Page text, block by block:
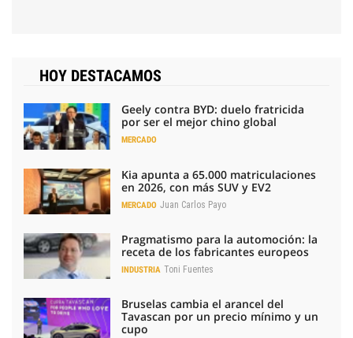
HOY DESTACAMOS
Geely contra BYD: duelo fratricida
por ser el mejor chino global
MERCADO
Kia apunta a 65.000 matriculaciones
en 2026, con más SUV y EV2
MERCADO Juan Carlos Payo
Pragmatismo para la automoción: la
receta de los fabricantes europeos
INDUSTRIA Toni Fuentes
Bruselas cambia el arancel del
Tavascan por un precio mínimo y un
cupo